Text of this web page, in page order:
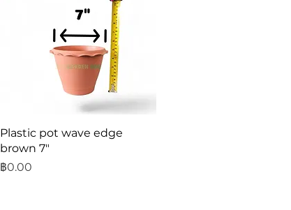
ดูข้อมูลด่วน
Plastic pot wave edge
brown 7"
ราคา
฿0.00